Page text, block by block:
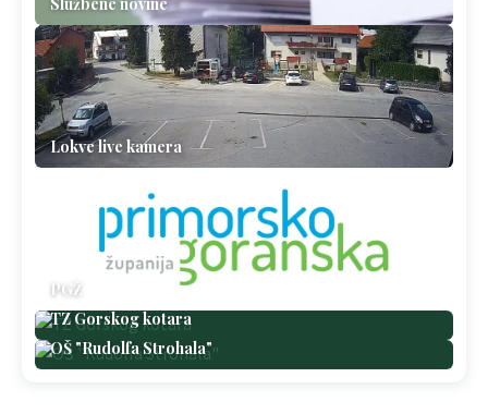
Lokve live kamera
PGŽ
TZ Gorskog kotara
OŠ "Rudolfa Strohala"